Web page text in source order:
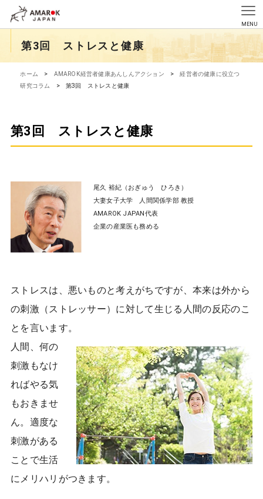
第3回 ストレスと健康
ホーム > AMAROK経営者健康あんしんアクション >
経営者の健康に役立つ
研究コラム
> 第3回 ストレスと健康
第3回 ストレスと健康
尾久 裕紀（おぎゅう ひろき）
大妻女子大学 人間関係学部 教授
AMAROK JAPAN代表
企業の産業医も務める
ストレスは、悪いものと考えがちですが、本来は外から
の刺激（ストレッサー）に対して生じる人間の反応のこ
とを言います。
人間、何の
刺激もなけ
ればやる気
もおきませ
ん。適度な
刺激がある
ことで生活
にメリハリがつきます。